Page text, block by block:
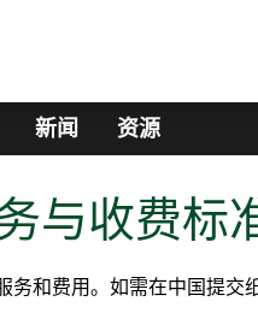
新闻 资源
与收费标
务和费用。如需在中国提交